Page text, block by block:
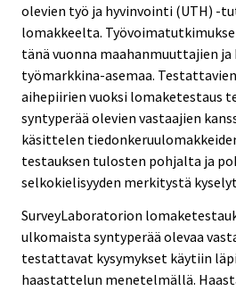
olevien työ ja hyvinvointi (UTH) -
lomakkeelta.
tänä vuonna maahanmuuttajien ja
työmarkkina-asemaa.
aihepiirien vuoksi lomaketestaus
syntyperää olevien vastaajien
käsittelen
testauksen tulosten pohjalta ja
selkokielisyyden merkitystä
SurveyLaboratorion
ulkomaista syntyperää olevaa
testattavat kysymykset käytiin
haastattelun menetelmällä.